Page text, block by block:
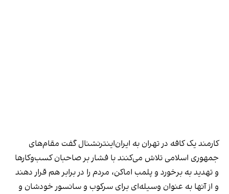
کارمند یک کافه در تهران به ایران‌اینترنشنال گفت مقام‌های
جمهوری اسلامی تلاش می‌کنند با فشار بر صاحبان کسب‌وکارها
و تهدید به برخورد و پلمب اماکن، مردم را در برابر هم قرار دهند
و از آنها به عنوان وسیله‌ای برای سرکوب و سانسور خودشان و